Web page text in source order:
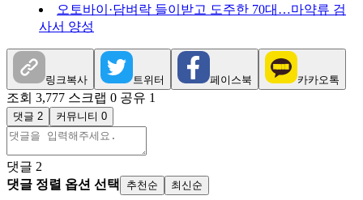
오토바이·담벼락 들이받고 도주한 70대…마약류 검
사서 양성
링크복사 트위터 페이스북 카카오톡
조회 3,777 스크랩 0 공유 1
댓글 2 커뮤니티 0
댓글 2
댓글 정렬 옵션 선택
추천순 최신순